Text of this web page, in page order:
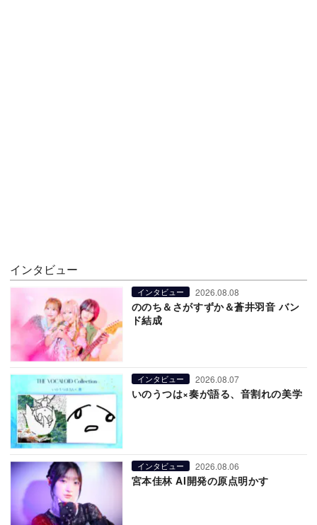
インタビュー
インタビュー 2026.08.08
ののち＆さがすずか＆蒼井羽音 バン
ド結成
インタビュー 2026.08.07
いのうつは×奏が語る、音割れの美学
インタビュー 2026.08.06
宮本佳林 AI開発の原点明かす